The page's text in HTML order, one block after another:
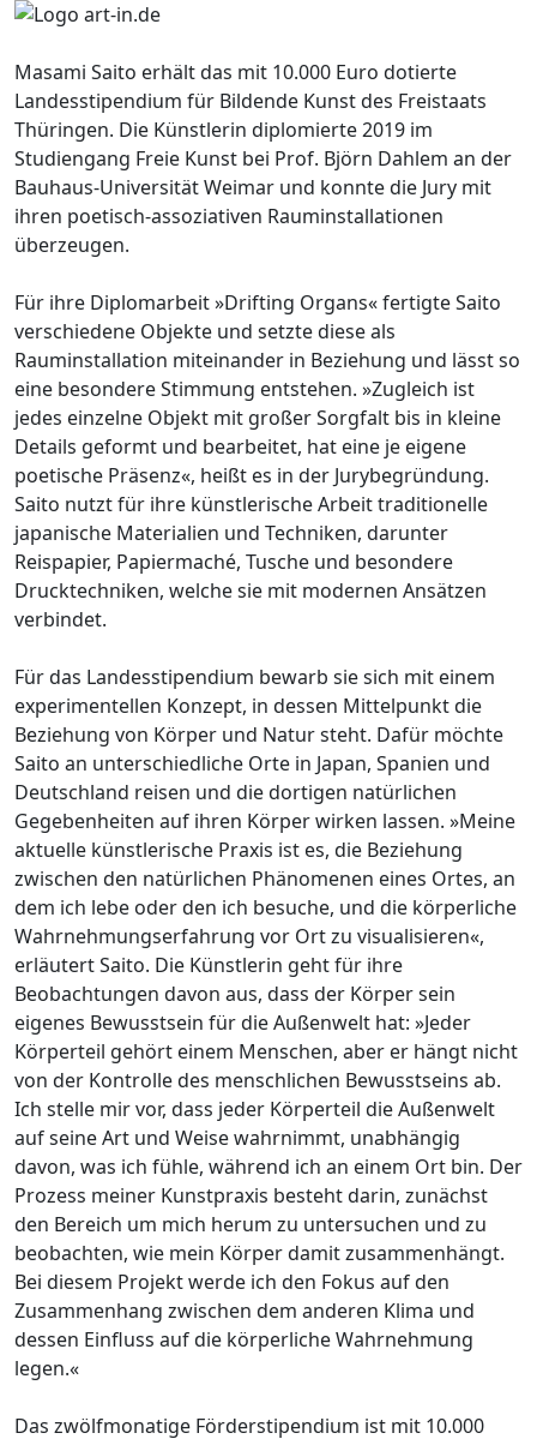
Masami Saito erhält das mit 10.000 Euro dotierte
Landesstipendium für Bildende Kunst des Freistaats
Thüringen. Die Künstlerin diplomierte 2019 im
Studiengang Freie Kunst bei Prof. Björn Dahlem an der
Bauhaus-Universität Weimar und konnte die Jury mit
ihren poetisch-assoziativen Rauminstallationen
überzeugen.
Für ihre Diplomarbeit »Drifting Organs« fertigte Saito
verschiedene Objekte und setzte diese als
Rauminstallation miteinander in Beziehung und lässt so
eine besondere Stimmung entstehen. »Zugleich ist
jedes einzelne Objekt mit großer Sorgfalt bis in kleine
Details geformt und bearbeitet, hat eine je eigene
poetische Präsenz«, heißt es in der Jurybegründung.
Saito nutzt für ihre künstlerische Arbeit traditionelle
japanische Materialien und Techniken, darunter
Reispapier, Papiermaché, Tusche und besondere
Drucktechniken, welche sie mit modernen Ansätzen
verbindet.
Für das Landesstipendium bewarb sie sich mit einem
experimentellen Konzept, in dessen Mittelpunkt die
Beziehung von Körper und Natur steht. Dafür möchte
Saito an unterschiedliche Orte in Japan, Spanien und
Deutschland reisen und die dortigen natürlichen
Gegebenheiten auf ihren Körper wirken lassen. »Meine
aktuelle künstlerische Praxis ist es, die Beziehung
zwischen den natürlichen Phänomenen eines Ortes, an
dem ich lebe oder den ich besuche, und die körperliche
Wahrnehmungserfahrung vor Ort zu visualisieren«,
erläutert Saito. Die Künstlerin geht für ihre
Beobachtungen davon aus, dass der Körper sein
eigenes Bewusstsein für die Außenwelt hat: »Jeder
Körperteil gehört einem Menschen, aber er hängt nicht
von der Kontrolle des menschlichen Bewusstseins ab.
Ich stelle mir vor, dass jeder Körperteil die Außenwelt
auf seine Art und Weise wahrnimmt, unabhängig
davon, was ich fühle, während ich an einem Ort bin. Der
Prozess meiner Kunstpraxis besteht darin, zunächst
den Bereich um mich herum zu untersuchen und zu
beobachten, wie mein Körper damit zusammenhängt.
Bei diesem Projekt werde ich den Fokus auf den
Zusammenhang zwischen dem anderen Klima und
dessen Einfluss auf die körperliche Wahrnehmung
legen.«
Das zwölfmonatige Förderstipendium ist mit 10.000